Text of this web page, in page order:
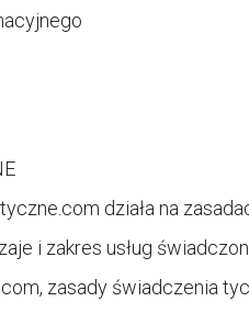
działa na
i zakres usług
zasady świadczenia